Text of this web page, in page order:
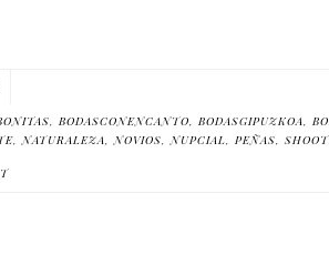
, BODASCONENCANTO, BODASGIPUZKOA,
,NATURALEZA,NOVIOS,NUPCIAL, PEÑAS,